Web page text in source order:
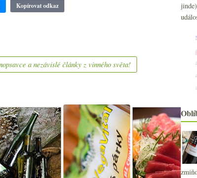
Kopírovat odkaz
a nezávislé články z vinného světa!